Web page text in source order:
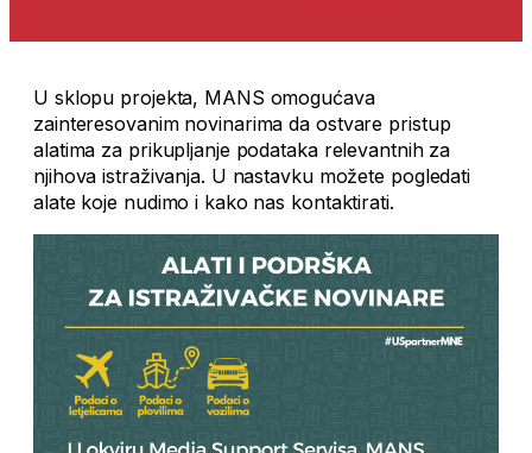
U sklopu projekta, MANS omogućava
zainteresovanim novinarima da ostvare pristup
alatima za prikupljanje podataka relevantnih za
njihova istraživanja. U nastavku možete pogledati
alate koje nudimo i kako nas kontaktirati.